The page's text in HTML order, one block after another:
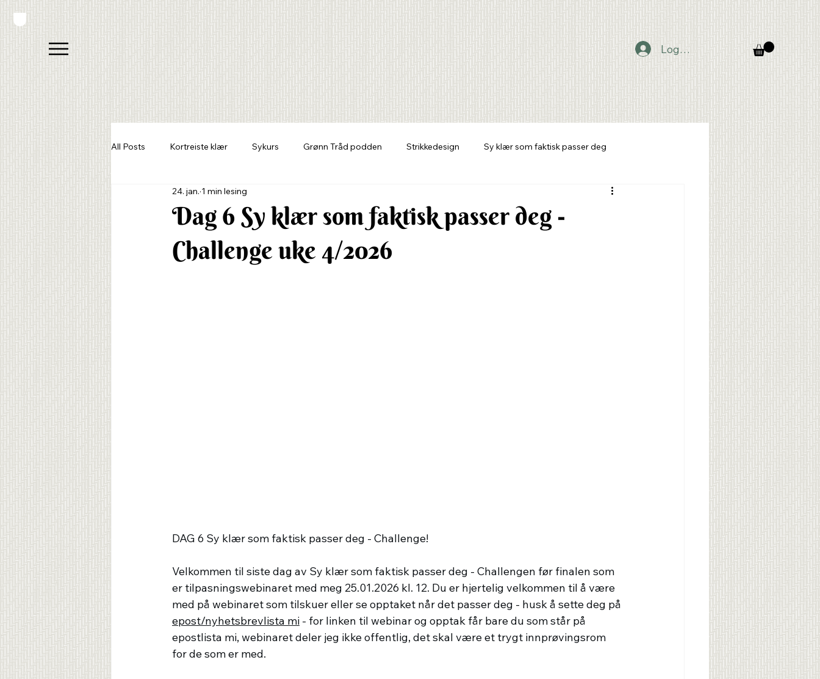
Logg inn
All Posts Kortreiste klær Sykurs Grønn Tråd podden Strikkedesign Sy klær som faktisk passer deg
Sy din drømmegarderobe
Dag 6 Sy klær som faktisk passer deg -
Challenge uke 4/2026
24. jan. 1 min lesing
DAG 6 Sy klær som faktisk passer deg - Challenge!
Velkommen til siste dag av Sy klær som faktisk passer deg - Challengen før finalen som
er tilpasningswebinaret med meg 25.01.2026 kl. 12. Du er hjertelig velkommen til å være
med på webinaret som tilskuer eller se opptaket når det passer deg - husk å sette deg på
epost/nyhetsbrevlista mi - for linken til webinar og opptak får bare du som står på
epostlista mi, webinaret deler jeg ikke offentlig, det skal være et trygt innprøvingsrom
for de som er med.